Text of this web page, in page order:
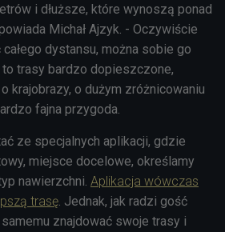
i dłuższe, które wynoszą ponad
Michał Ajzyk. - Oczywiście
dystansu, można sobie go
trasy bardzo dopieszczone,
krajobrazy, o dużym zróżnicowaniu
fajna przygoda.
ze specjalnych aplikacji, gdzie
miejsce docelowe, określamy
nawierzchni. Aplikacja wówczas
trasę. Jednak, jak radzi gość
znajdować swoje trasy i